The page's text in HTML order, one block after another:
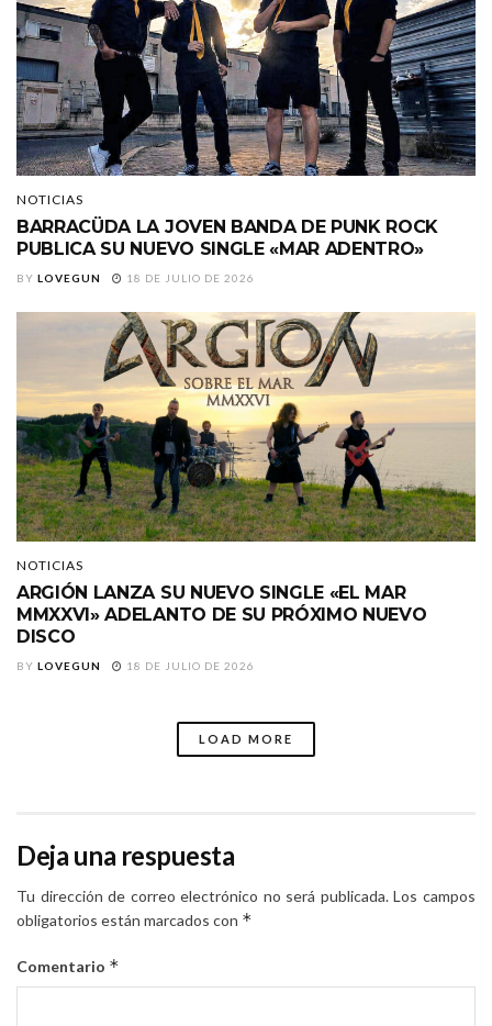
NOTICIAS
BARRACÜDA LA JOVEN BANDA DE PUNK ROCK
PUBLICA SU NUEVO SINGLE «MAR ADENTRO»
BY LOVEGUN 18 DE JULIO DE 2026
NOTICIAS
ARGIÓN LANZA SU NUEVO SINGLE «EL MAR
MMXXVI» ADELANTO DE SU PRÓXIMO NUEVO
DISCO
BY LOVEGUN 18 DE JULIO DE 2026
LOAD MORE
Deja una respuesta
Tu dirección de correo electrónico no será publicada. Los campos
obligatorios están marcados con *
Comentario *